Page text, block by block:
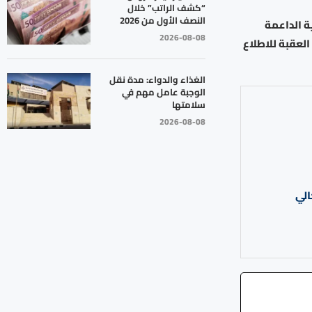
الداعمة
للاطلاع
“كشف الراتب” خلال
النصف الأول من 2026
2026-08-08
الغذاء والدواء: مدة نقل
الوجبة عامل مهم في
سلامتها
2026-08-08